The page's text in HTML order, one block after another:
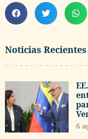
Noticias Recientes
6